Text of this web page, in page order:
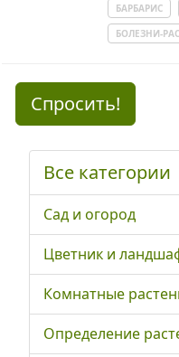
БАРБАРИС
БОЛЕЗНИ-
Спросить!
Все категории
Сад и огород
Цветник и
Комнатные
Определение